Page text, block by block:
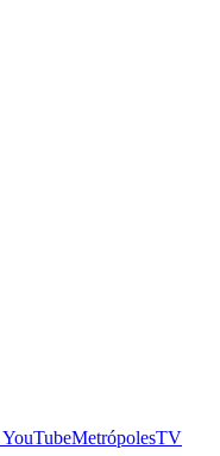
YouTubeMetrópolesTV